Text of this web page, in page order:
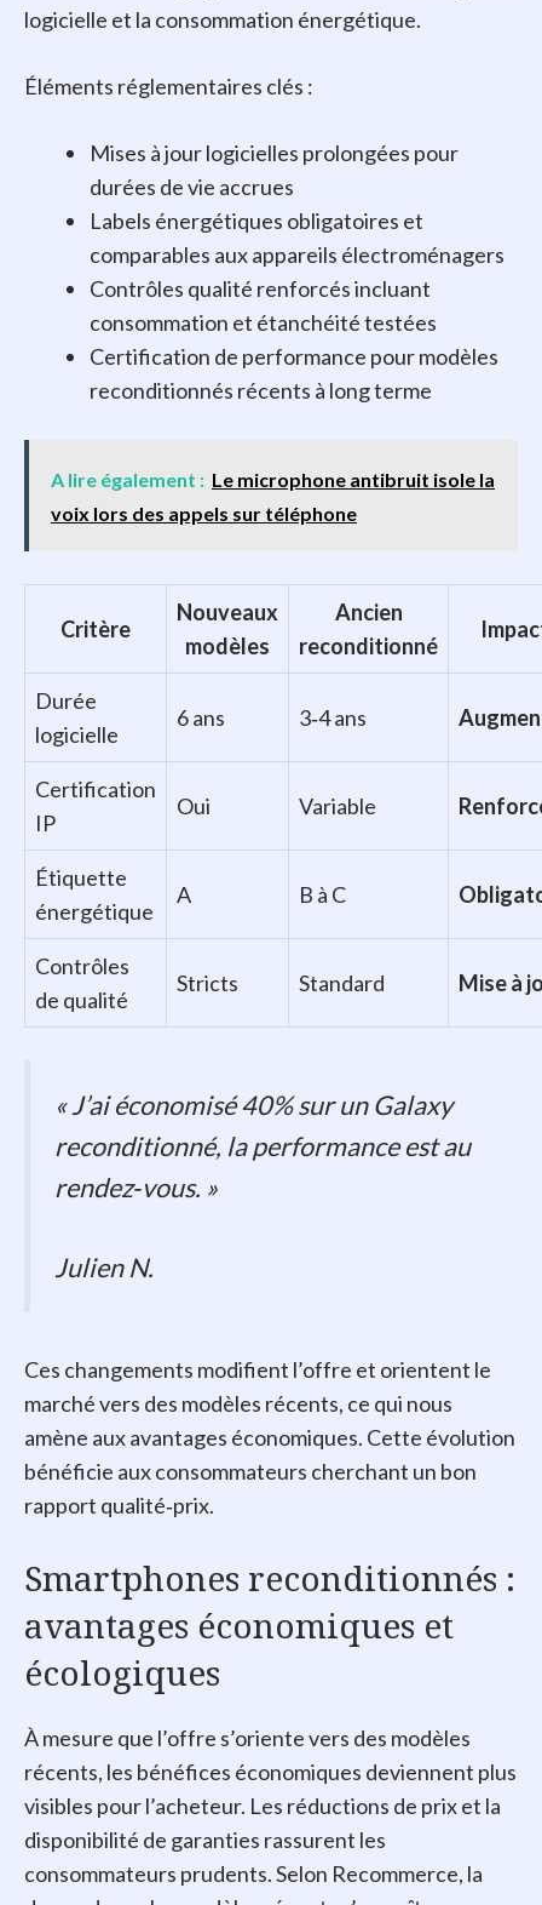
logicielle et la consommation énergétique.
Éléments réglementaires clés :
Mises à jour logicielles prolongées pour
durées de vie accrues
Labels énergétiques obligatoires et
comparables aux appareils électroménagers
Contrôles qualité renforcés incluant
consommation et étanchéité testées
Certification de performance pour modèles
reconditionnés récents à long terme
A lire également : Le microphone antibruit isole la
voix lors des appels sur téléphone
Critère
Nouveaux
modèles
Ancien
reconditionné
Durée
logicielle
6 ans 3‑4 ans
Certification
IP
Oui Variable
Étiquette
énergétique
A B à C
Contrôles
de qualité
Stricts Standard Mise à
« J’ai économisé 40% sur un Galaxy
reconditionné, la performance est au
rendez‑vous. »
Julien N.
Ces changements modifient l’offre et orientent le
marché vers des modèles récents, ce qui nous
amène aux avantages économiques. Cette évolution
bénéficie aux consommateurs cherchant un bon
rapport qualité‑prix.
Smartphones reconditionnés :
avantages économiques et
écologiques
À mesure que l’offre s’oriente vers des modèles
récents, les bénéfices économiques deviennent plus
visibles pour l’acheteur. Les réductions de prix et la
disponibilité de garanties rassurent les
consommateurs prudents. Selon Recommerce, la